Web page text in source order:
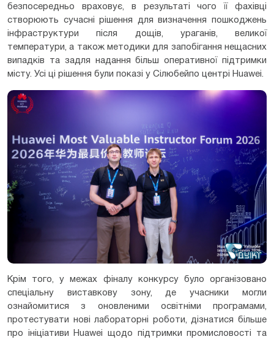
безпосередньо враховує, в результаті чого її фахівці
створюють сучасні рішення для визначення пошкоджень
інфраструктури після дощів, ураганів, великої
температури, а також методики для запобігання нещасних
випадків та задля надання більш оперативної підтримки
місту. Усі ці рішення були показі у Сілюбейпо центрі Huawei.
Крім того, у межах фіналу конкурсу було організовано
спеціальну виставкову зону, де учасники могли
ознайомитися з оновленими освітніми програмами,
протестувати нові лабораторні роботи, дізнатися більше
про ініціативи Huawei щодо підтримки промисловості та